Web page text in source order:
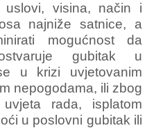
visina, način i
najniže satnice, a
mogućnost da
gubitak u
u krizi uvjetovanim
nepogodama, ili zbog
rada, isplatom
u poslovni gubitak ili